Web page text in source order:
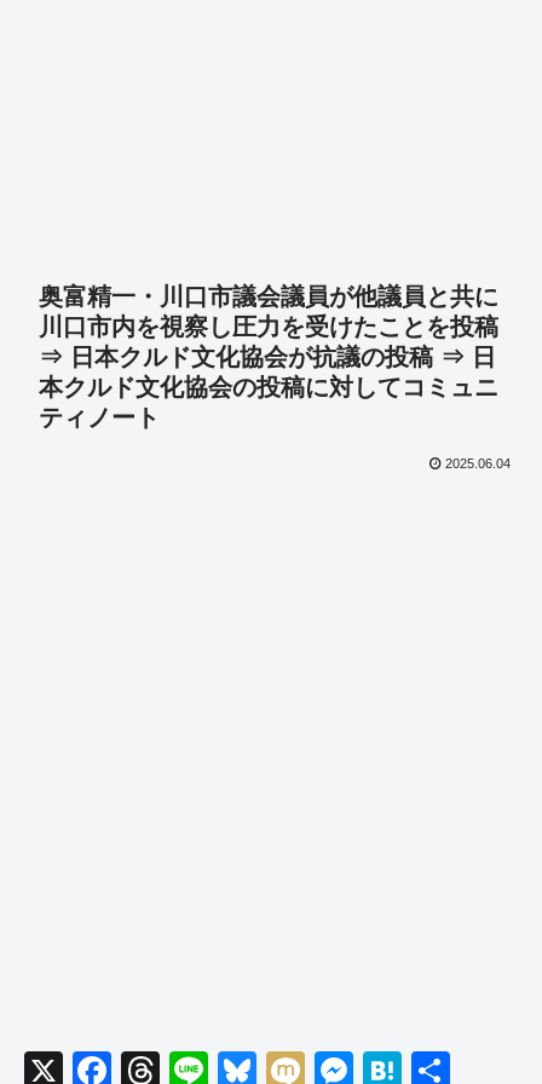
奥富精一・川口市議会議員が他議員と共に
川口市内を視察し圧力を受けたことを投稿
⇒ 日本クルド文化協会が抗議の投稿 ⇒ 日
本クルド文化協会の投稿に対してコミュニ
ティノート
2025.06.04
X F T Li Bl M M H